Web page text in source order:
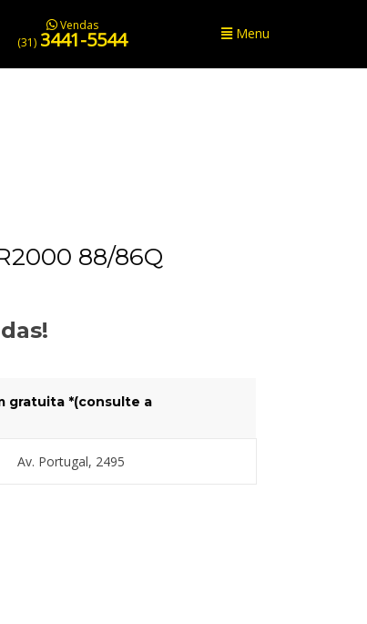
Vendas
(31) 3441-5544 Menu
88/86Q
gratuita *(consulte a
Av. Portugal, 2495